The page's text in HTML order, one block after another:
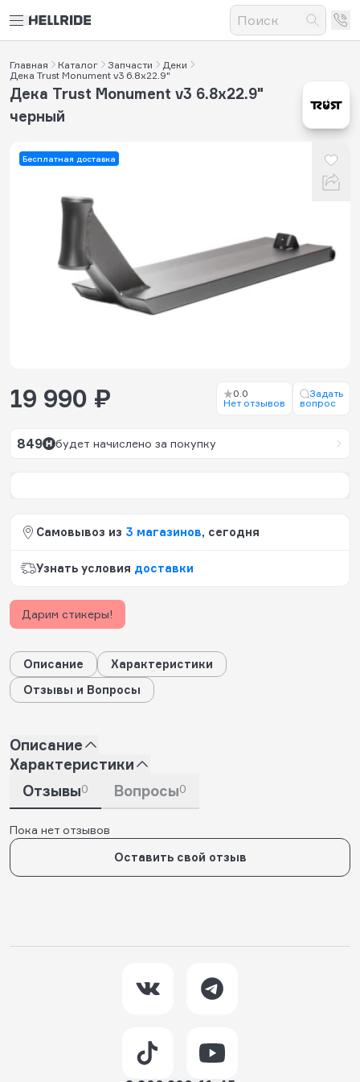
Главная Каталог Запчасти
Деки
Дека Trust Monument v3 6.8x22.9"
Бесплатная доставка
Дека Trust Monument v3 6.8x22.9"
черный
19 990 ₽
0.0
Нет отзывов
Задать
вопрос
849 будет начислено за покупку
Самовывоз из 3 магазинов, сегодня
Узнать условия доставки
Дарим стикеры!
Описание
Характеристики
Отзывы и Вопросы
Описание
Характеристики
Отзывы0 Вопросы0
Пока нет отзывов
Оставить свой отзыв